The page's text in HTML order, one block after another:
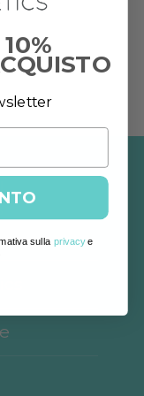
sulla privacye